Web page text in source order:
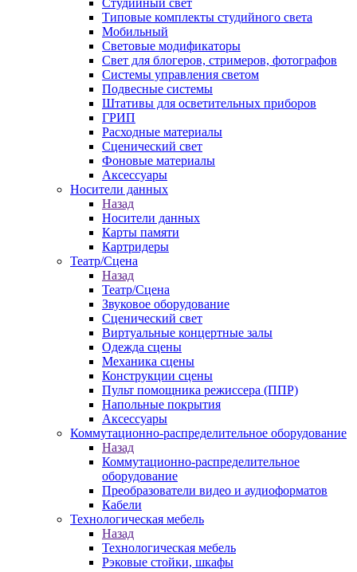
Студийный свет
Типовые комплекты студийного света
Мобильный
Световые модификаторы
Свет для блогеров, стримеров, фотографов
Системы управления светом
Подвесные системы
Штативы для осветительных приборов
ГРИП
Расходные материалы
Сценический свет
Фоновые материалы
Аксессуары
Носители данных
Назад
Носители данных
Карты памяти
Картридеры
Театр/Сцена
Назад
Театр/Сцена
Звуковое оборудование
Сценический свет
Виртуальные концертные залы
Одежда сцены
Механика сцены
Конструкции сцены
Пульт помощника режиссера (ППР)
Напольные покрытия
Аксессуары
Коммутационно-распределительное оборудование
Назад
Коммутационно-распределительное
оборудование
Преобразователи видео и аудиоформатов
Кабели
Технологическая мебель
Назад
Технологическая мебель
Рэковые стойки, шкафы